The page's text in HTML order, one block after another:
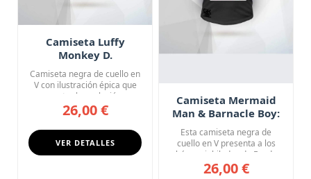
Camiseta Luffy
Monkey D.
Transformaciones
Gear One Piece
Camiseta negra de cuello en
V con ilustración épica que
muestra la evolución ...
26,00 €
VER DETALLES
Camiseta Mermaid
Man & Barnacle Boy:
Reliqua
Esta camiseta negra de
cuello en V presenta a los
héroes jubilados de Fondo
d...
26,00 €